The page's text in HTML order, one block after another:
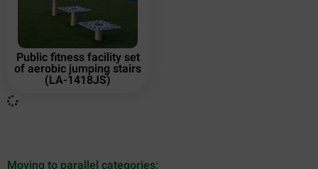
Public fitness facility set
of aerobic jumping stairs
(LA-1418JS)